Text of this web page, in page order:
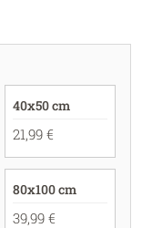
40x50 cm
21,99 €
80x100 cm
39,99 €